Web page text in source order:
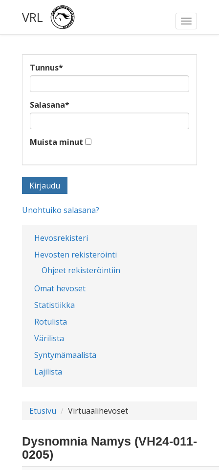
Toggle
VRL
Hevosrekisteri
Hevosten rekisteröinti
Ohjeet rekisteröintiin
Omat hevoset
Statistiikka
Rotulista
Värilista
Syntymämaalista
Lajilista
Tunnus*
Salasana*
Muista minut
Unohtuiko salasana?
Etusivu Virtuaalihevoset
Dysnomnia Namys (VH24-011-
0205)